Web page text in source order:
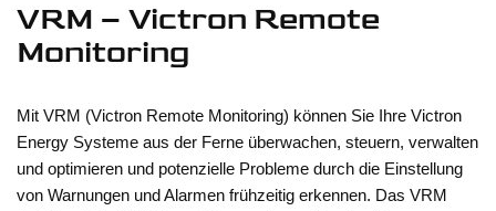
VRM – Victron Remote
Monitoring
Mit VRM (Victron Remote Monitoring) können Sie Ihre Victron
Energy Systeme aus der Ferne überwachen, steuern, verwalten
und optimieren und potenzielle Probleme durch die Einstellung
von Warnungen und Alarmen frühzeitig erkennen. Das VRM